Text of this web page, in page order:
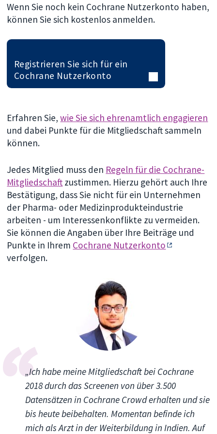
Wenn Sie noch kein Cochrane Nutzerkonto haben,
können Sie sich kostenlos anmelden.
Registrieren Sie sich für ein
Cochrane Nutzerkonto
Erfahren Sie,wie Sie sich ehrenamtlich engagieren
und dabei Punkte für die Mitgliedschaft sammeln
können.
Jedes Mitglied muss den Regeln für die Cochrane-
Mitgliedschaft zustimmen. Hierzu gehört auch Ihre
Bestätigung, dass Sie nicht für ein Unternehmen
der Pharma- oder Medizinprodukteindustrie
arbeiten - um Interessenkonflikte zu vermeiden.
Sie können die Angaben über Ihre Beiträge und
Punkte in Ihrem Cochrane Nutzerkonto
verfolgen.
„Ich habe meine Mitgliedschaft bei Cochrane
2018 durch das Screenen von über 3.500
Datensätzen in Cochrane Crowd erhalten und sie
bis heute beibehalten. Momentan befinde ich
mich als Arzt in der Weiterbildung in Indien. Auf